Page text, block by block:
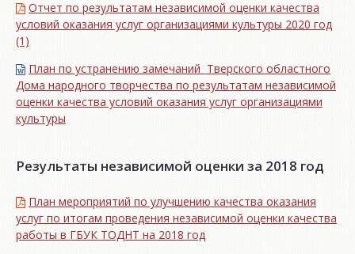
Отчет по результатам независимой оценки качества
условий оказания услуг организациями культуры 2020 год
(1)
План по устранению замечаний Тверского областного
Дома народного творчества по результатам независимой
оценки качества условий оказания услуг организациями
культуры
Результаты независимой оценки за 2018 год
План мероприятий по улучшению качества оказания
услуг по итогам проведения независимой оценки качества
работы в ГБУК ТОДНТ на 2018 год